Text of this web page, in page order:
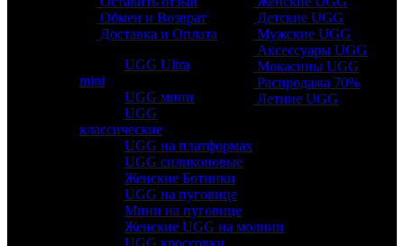
Детские UGG
Мужские UGG
Аксессуары UGG
Мокасины UGG
Распродажа 70%
Летние UGG
Обмен и Возврат
Доставка и Оплата
UGG Ultra
mini
UGG мини
UGG
классические
UGG на платформах
UGG силиконовые
Женские Ботинки
UGG на пуговице
Мини на пуговице
Женские UGG на молнии
UGG кроссовки